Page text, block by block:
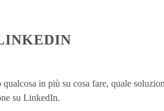
in più su cosa fare, quale
su LinkedIn.